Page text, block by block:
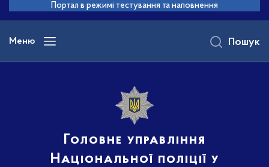
основного
вмісту
Портал в режимі тестування та наповнення
Меню
Головне управління
Національної поліції у
Пошук